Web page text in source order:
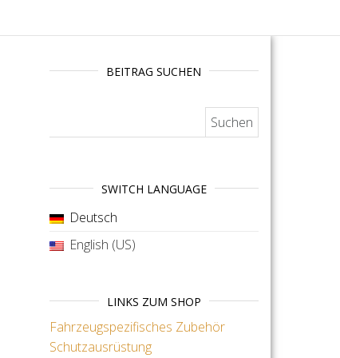
BEITRAG SUCHEN
SWITCH LANGUAGE
Deutsch
English (US)
LINKS ZUM SHOP
Fahrzeugspezifisches Zubehör
Schutzausrüstung